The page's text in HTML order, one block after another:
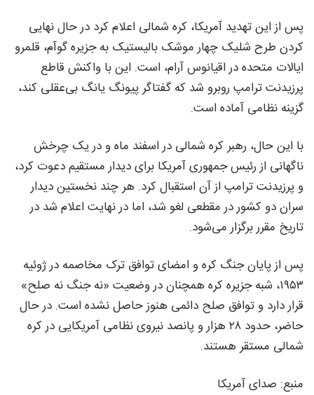
پس از این تهدید آمریکا، کره شمالی اعلام کرد در حال نهایی
کردن طرح شلیک چهار موشک بالیستیک به جزیره گوآم، قلمرو
ایالات متحده در اقیانوس آرام، است. این با واکنش قاطع
پرزیدنت ترامپ روبرو شد که گفتاگر پیونگ یانگ بی‌عقلی کند،
گزینه نظامی آماده است.
با این حال، رهبر کره شمالی در اسفند ماه و در یک چرخش
ناگهانی از رئیس جمهوری آمریکا برای دیدار مستقیم دعوت کرد،
و پرزیدنت ترامپ از آن استقبال کرد. هر چند نخستین دیدار
سران دو کشور در مقطعی لغو شد، اما در نهایت اعلام شد در
تاریخ مقرر برگزار می‌شود.
پس از پایان جنگ کره و امضای توافق ترک مخاصمه در ژوئیه
۱۹۵۳، شبه جزیره کره همچنان در وضعیت «نه جنگ نه صلح»
قرار دارد و توافق صلح دائمی هنوز حاصل نشده است. در حال
حاضر، حدود ۲۸ هزار و پانصد نیروی نظامی آمریکایی در کره
شمالی مستقر هستند.
منبع: صدای آمریکا